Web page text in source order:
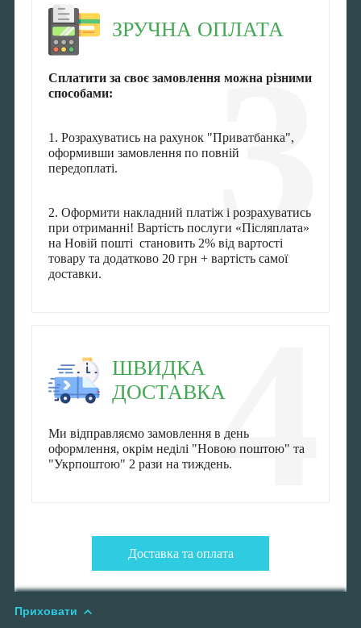
3
ЗРУЧНА ОПЛАТА
Сплатити за своє замовлення можна різними
способами:
1. Розрахуватись на рахунок "Приватбанка",
оформивши замовлення по повній
передоплаті.
2. Оформити накладний платіж і розрахуватись
при отриманні! Вартість послуги «Післяплата»
на Новій пошті становить 2% від вартості
товару та додатково 20 грн + вартість самої
доставки.
4
ШВИДКА
ДОСТАВКА
Ми відправляємо замовлення в день
оформлення, окрім неділі "Новою поштою" та
"Укрпоштою" 2 рази на тиждень.
Доставка та оплата
Приховати